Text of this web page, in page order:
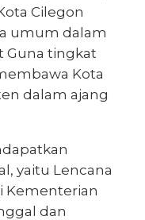
Cilegon
umum dalam
Guna tingkat
Kota
dalam ajang
yaitu Lencana
Kementerian
dan